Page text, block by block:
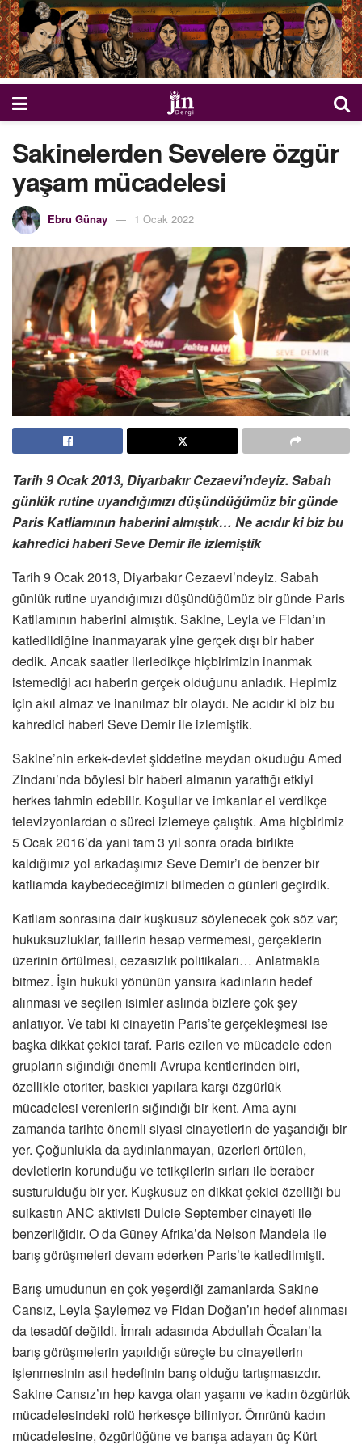
Sakinelerden Sevelere özgür
yaşam mücadelesi
Ebru Günay 1 Ocak 2022
Tarih 9 Ocak 2013, Diyarbakır Cezaevi’ndeyiz. Sabah
günlük rutine uyandığımızı düşündüğümüz bir günde
Paris Katliamının haberini almıştık… Ne acıdır ki biz bu
kahredici haberi Seve Demir ile izlemiştik
Tarih 9 Ocak 2013, Diyarbakır Cezaevi’ndeyiz. Sabah
günlük rutine uyandığımızı düşündüğümüz bir günde Paris
Katliamının haberini almıştık. Sakine, Leyla ve Fidan’ın
katledildiğine inanmayarak yine gerçek dışı bir haber
dedik. Ancak saatler ilerledikçe hiçbirimizin inanmak
istemediği acı haberin gerçek olduğunu anladık. Hepimiz
için akıl almaz ve inanılmaz bir olaydı. Ne acıdır ki biz bu
kahredici haberi Seve Demir ile izlemiştik.
Sakine’nin erkek-devlet şiddetine meydan okuduğu Amed
Zindanı’nda böylesi bir haberi almanın yarattığı etkiyi
herkes tahmin edebilir. Koşullar ve imkanlar el verdikçe
televizyonlardan o süreci izlemeye çalıştık. Ama hiçbirimiz
5 Ocak 2016’da yani tam 3 yıl sonra orada birlikte
kaldığımız yol arkadaşımız Seve Demir’i de benzer bir
katliamda kaybedeceğimizi bilmeden o günleri geçirdik.
Katliam sonrasına dair kuşkusuz söylenecek çok söz var;
hukuksuzluklar, faillerin hesap vermemesi, gerçeklerin
üzerinin örtülmesi, cezasızlık politikaları… Anlatmakla
bitmez. İşin hukuki yönünün yansıra kadınların hedef
alınması ve seçilen isimler aslında bizlere çok şey
anlatıyor. Ve tabi ki cinayetin Paris’te gerçekleşmesi ise
başka dikkat çekici taraf. Paris ezilen ve mücadele eden
grupların sığındığı önemli Avrupa kentlerinden biri,
özellikle otoriter, baskıcı yapılara karşı özgürlük
mücadelesi verenlerin sığındığı bir kent. Ama aynı
zamanda tarihte önemli siyasi cinayetlerin de yaşandığı bir
yer. Çoğunlukla da aydınlanmayan, üzerleri örtülen,
devletlerin korunduğu ve tetikçilerin sırları ile beraber
susturulduğu bir yer. Kuşkusuz en dikkat çekici özelliği bu
suikastın ANC aktivisti Dulcie September cinayeti ile
benzerliğidir. O da Güney Afrika’da Nelson Mandela ile
barış görüşmeleri devam ederken Paris’te katledilmişti.
Barış umudunun en çok yeşerdiği zamanlarda Sakine
Cansız, Leyla Şaylemez ve Fidan Doğan’ın hedef alınması
da tesadüf değildi. İmralı adasında Abdullah Öcalan’la
barış görüşmelerin yapıldığı süreçte bu cinayetlerin
işlenmesinin asıl hedefinin barış olduğu tartışmasızdır.
Sakine Cansız’ın hep kavga olan yaşamı ve kadın özgürlük
mücadelesindeki rolü herkesçe biliniyor. Ömrünü kadın
mücadelesine, özgürlüğüne ve barışa adayan üç Kürt